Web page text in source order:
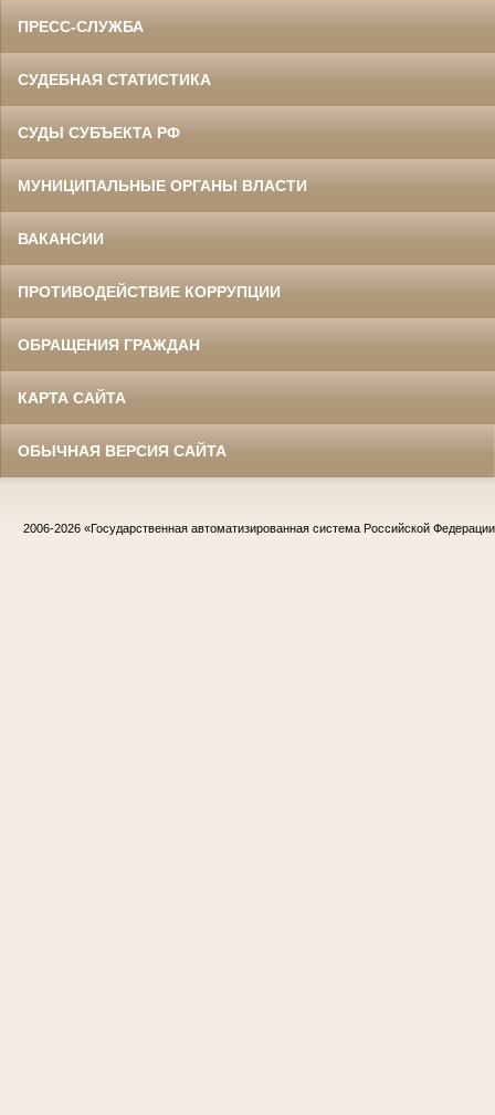
ПРЕСС-СЛУЖБА
СУДЕБНАЯ СТАТИСТИКА
СУДЫ СУБЪЕКТА РФ
МУНИЦИПАЛЬНЫЕ ОРГАНЫ ВЛАСТИ
ВАКАНСИИ
ПРОТИВОДЕЙСТВИЕ КОРРУПЦИИ
ОБРАЩЕНИЯ ГРАЖДАН
КАРТА САЙТА
ОБЫЧНАЯ ВЕРСИЯ САЙТА
2006-2026 «Государственная автоматизированная система Российской